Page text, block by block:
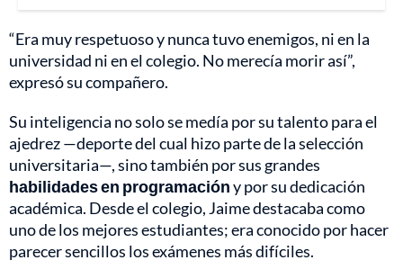
“Era muy respetuoso y nunca tuvo enemigos, ni en la
universidad ni en el colegio. No merecía morir así”,
expresó su compañero.
Su inteligencia no solo se medía por su talento para el
ajedrez —deporte del cual hizo parte de la selección
universitaria—, sino también por sus grandes
habilidades en programacióny por su dedicación
académica. Desde el colegio, Jaime destacaba como
uno de los mejores estudiantes; era conocido por hacer
parecer sencillos los exámenes más difíciles.